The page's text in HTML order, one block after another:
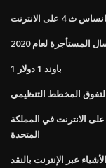
ث 4 على الانترنت
المستأجرة لعام 2020
1 باوند 1 دولار
المخطط التنظيمي
الانترنت في المملكة
المتحدة
عبر الإنترنت بالنقد